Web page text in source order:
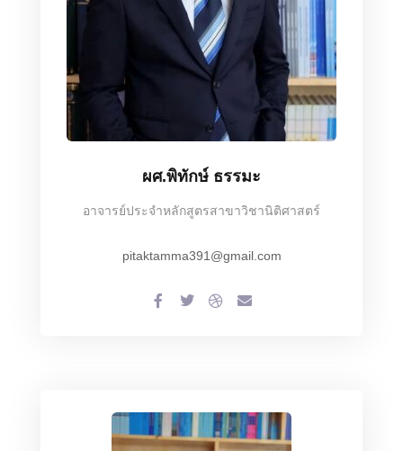
ผศ.พิทักษ์ ธรรมะ
อาจารย์ประจำหลักสูตรสาขาวิชานิติศาสตร์
pitaktamma391@gmail.com